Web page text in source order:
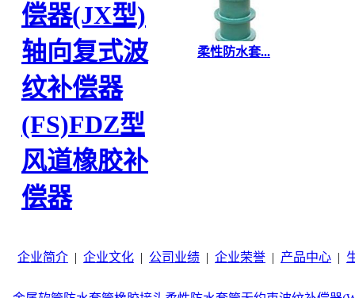
偿器(JX型)
轴向复式波
纹补偿器
(FS)FDZ型
风道橡胶补
偿器
柔性防水套...
企业简介 | 企业文化 | 公司业绩 | 企业荣誉 | 产品中心 |